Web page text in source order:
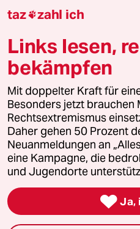
Downloads für Abonnierende
© 2026 taz Verlags und
Alle Rechte vorbehalten. Bei
wenden Sie sich bitte an
Feedback Redaktionsstatut
Leitlinie Informant
Seitenwende
taz zahl ich
Links lesen,
bekämpfen
Mit doppelter Kraft für
Besonders jetzt brauchen
Rechtsextremismus
Daher gehen 50 Prozent
Neuanmeldungen an
eine Kampagne, die
und Jugendorte
 Ja,